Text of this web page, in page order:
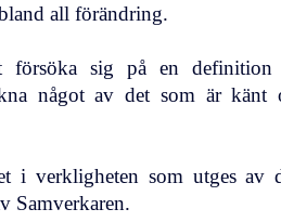
all förändring.
försöka sig på en definition
något av det som är känt
i verkligheten som utges av
Samverkaren.